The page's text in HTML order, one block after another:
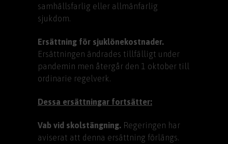
samhällsfarlig eller allmänfarlig
sjukdom.
Ersättning för sjuklönekostnader.
Ersättningen ändrades tillfälligt under
pandemin men återgår den 1 oktober till
ordinarie regelverk.
Dessa ersättningar fortsätter:
Vab vid skolstängning. Regeringen har
aviserat att denna ersättning förlängs.